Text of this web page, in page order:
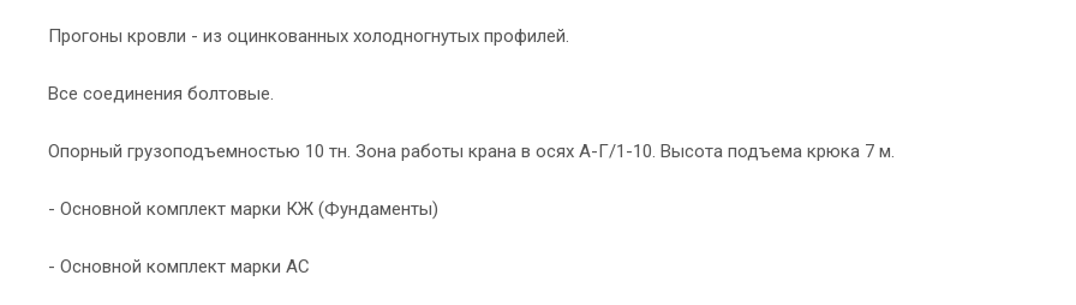
Прогоны кровли - из оцинкованных холодногнутых профилей.
Все соединения болтовые.
Опорный грузоподъемностью 10 тн. Зона работы крана в осях А-Г/1-10. Высота подъема крюка 7 м.
- Основной комплект марки КЖ (Фундаменты)
- Основной комплект марки АС